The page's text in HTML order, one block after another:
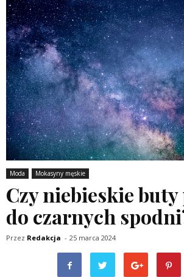
Moda Mokasyny męskie
Czy niebieskie buty
do czarnych
Przez Redakcja - 25 marca 2024